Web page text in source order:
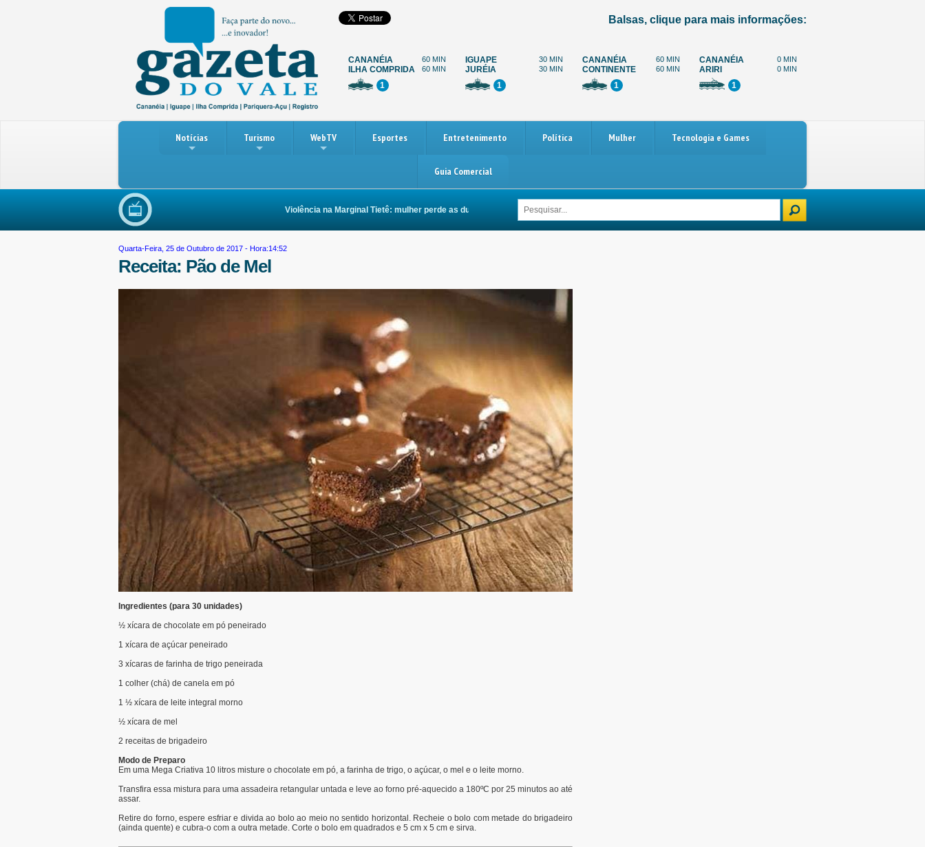
Balsas, clique para mais informações:
CANANÉIA 60 MIN
ILHA COMPRIDA 60 MIN
1
IGUAPE 30 MIN
JURÉIA 30 MIN
1
CANANÉIA 60 MIN
CONTINENTE 60 MIN
1
CANANÉIA 0 MIN
ARIRI 0 MIN
1
Notícias Turismo WebTV Esportes Entretenimento Política Mulher Tecnologia e Games
Guia Comercial
Violência na Marginal Tietê: mulher perde as duas pernas após ser arrastada por carro Paralisação dos caminhoneiros marcada para 4 de dezembro: o que
Quarta-Feira, 25 de Outubro de 2017 - Hora:14:52
Receita: Pão de Mel
Ingredientes (para 30 unidades)
½ xícara de chocolate em pó peneirado
1 xícara de açúcar peneirado
3 xícaras de farinha de trigo peneirada
1 colher (chá) de canela em pó
1 ½ xícara de leite integral morno
½ xícara de mel
2 receitas de brigadeiro
Modo de Preparo
Em uma Mega Criativa 10 litros misture o chocolate em pó, a farinha de trigo, o açúcar, o mel e o leite morno.
Transfira essa mistura para uma assadeira retangular untada e leve ao forno pré-aquecido a 180ºC por 25 minutos ao até
assar.
Retire do forno, espere esfriar e divida ao bolo ao meio no sentido horizontal. Recheie o bolo com metade do brigadeiro
(ainda quente) e cubra-o com a outra metade. Corte o bolo em quadrados e 5 cm x 5 cm e sirva.